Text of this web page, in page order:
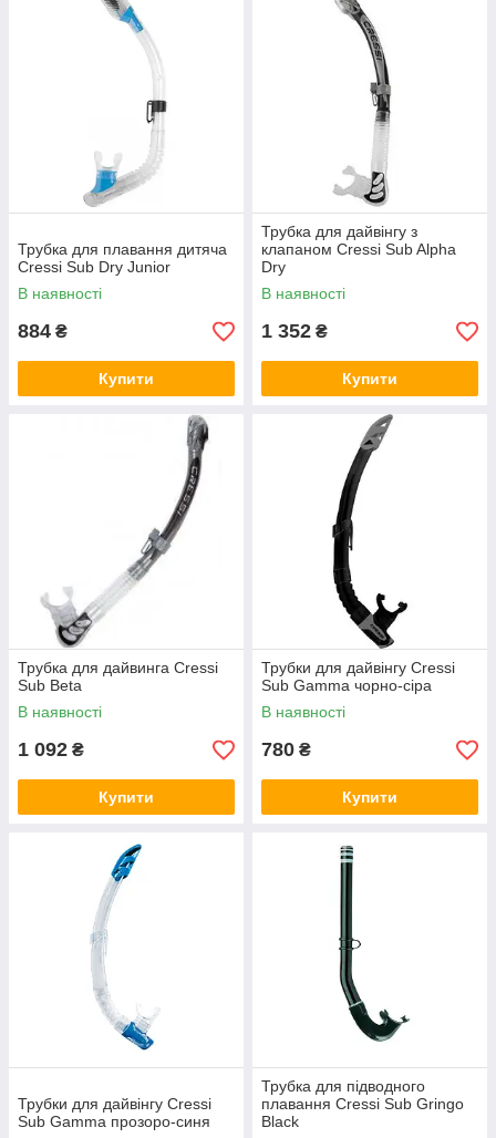
Трубка для плавання дитяча
Cressi Sub Dry Junior
В наявності
884 ₴
Купити
Трубка для дайвінгу з
клапаном Cressi Sub Alpha
Dry
В наявності
1 352 ₴
Купити
Трубка для дайвинга Cressi
Sub Beta
В наявності
1 092 ₴
Купити
Трубки для дайвінгу Cressi
Sub Gamma чорно-сіра
В наявності
780 ₴
Купити
Трубки для дайвінгу Cressi
Sub Gamma прозоро-синя
Трубка для підводного
плавання Cressi Sub Gringo
Black